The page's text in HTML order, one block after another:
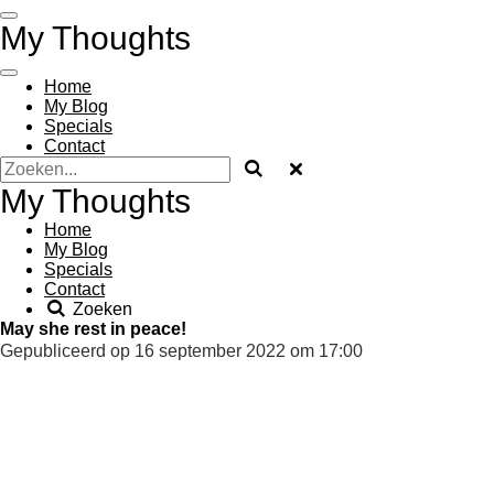
Ga
direct
naar
de
hoofdinhoud
My Thoughts
Home
My Blog
Specials
Contact
My Thoughts
Home
My Blog
Specials
Contact
Zoeken
May she rest in peace!
Gepubliceerd op 16 september 2022 om 17:00